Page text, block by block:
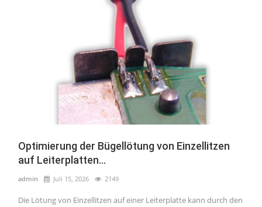
Optimierung der Bügellötung von Einzellitzen
auf Leiterplatten...
admin Juli 15, 2026 2149
Die Lötung von Einzellitzen auf einer Leiterplatte kann durch den